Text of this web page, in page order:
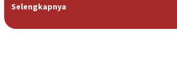
Selengkapnya